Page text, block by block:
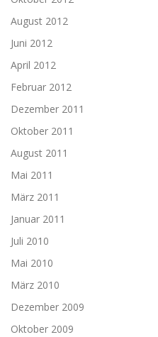
August 2012
Juni 2012
April 2012
Februar 2012
Dezember 2011
Oktober 2011
August 2011
Mai 2011
März 2011
Januar 2011
Juli 2010
Mai 2010
März 2010
Dezember 2009
Oktober 2009